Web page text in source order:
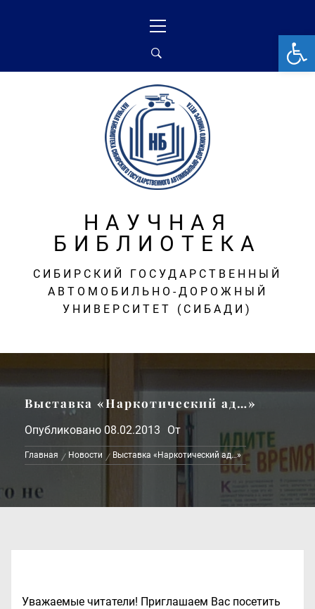
меню
НАУЧНАЯ
БИБЛИОТЕКА
СИБИРСКИЙ ГОСУДАРСТВЕННЫЙ
АВТОМОБИЛЬНО-ДОРОЖНЫЙ
УНИВЕРСИТЕТ (СИБАДИ)
Выставка «Наркотический ад…»
Опубликовано 08.02.2013 От
Главная Новости Выставка «Наркотический ад…»
Уважаемые читатели! Приглашаем Вас посетить